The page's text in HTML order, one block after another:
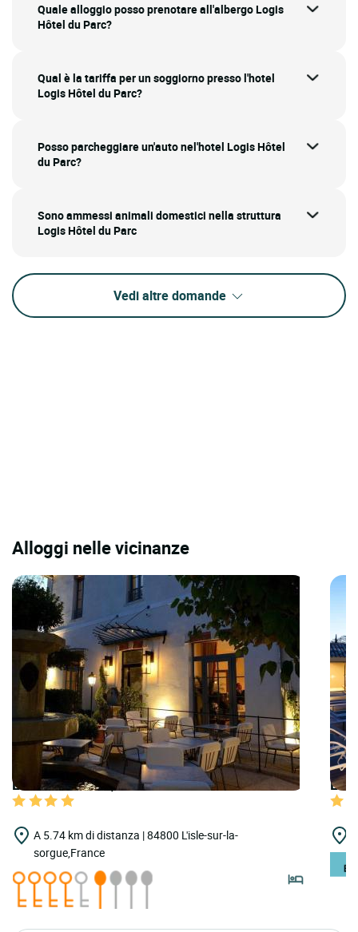
Quale alloggio posso prenotare all'albergo Logis
Hôtel du Parc?
Qual è la tariffa per un soggiorno presso l'hotel
Logis Hôtel du Parc?
Posso parcheggiare un'auto nel'hotel Logis Hôtel
du Parc?
Sono ammessi animali domestici nella struttura
Logis Hôtel du Parc
Vedi altre domande
Alloggi nelle vicinanze
LOGIS HOTELS | Teritoria Grand Hôtel Henri
A 5.74 km di distanza | 84800 L'isle-sur-la-
sorgue,France